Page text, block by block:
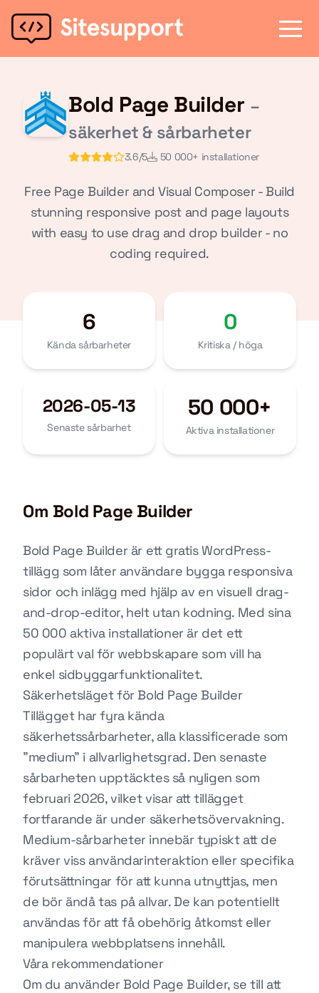
Bold Page Builder –
säkerhet & sårbarheter
3.6/5 50 000+ installationer
Free Page Builder and Visual Composer - Build
stunning responsive post and page layouts
with easy to use drag and drop builder - no
coding required.
6
Kända sårbarheter
0
Kritiska / höga
2026-05-13
Senaste sårbarhet
50 000+
Aktiva installationer
Om Bold Page Builder
Bold Page Builder är ett gratis WordPress-
tillägg som låter användare bygga responsiva
sidor och inlägg med hjälp av en visuell drag-
and-drop-editor, helt utan kodning. Med sina
50 000 aktiva installationer är det ett
populärt val för webbskapare som vill ha
enkel sidbyggarfunktionalitet.
Säkerhetsläget för Bold Page Builder
Tillägget har fyra kända
säkerhetssårbarheter, alla klassificerade som
"medium" i allvarlighetsgrad. Den senaste
sårbarheten upptäcktes så nyligen som
februari 2026, vilket visar att tillägget
fortfarande är under säkerhetsövervakning.
Medium-sårbarheter innebär typiskt att de
kräver viss användarinteraktion eller specifika
förutsättningar för att kunna utnyttjas, men
de bör ändå tas på allvar. De kan potentiellt
användas för att få obehörig åtkomst eller
manipulera webbplatsens innehåll.
Våra rekommendationer
Om du använder Bold Page Builder, se till att